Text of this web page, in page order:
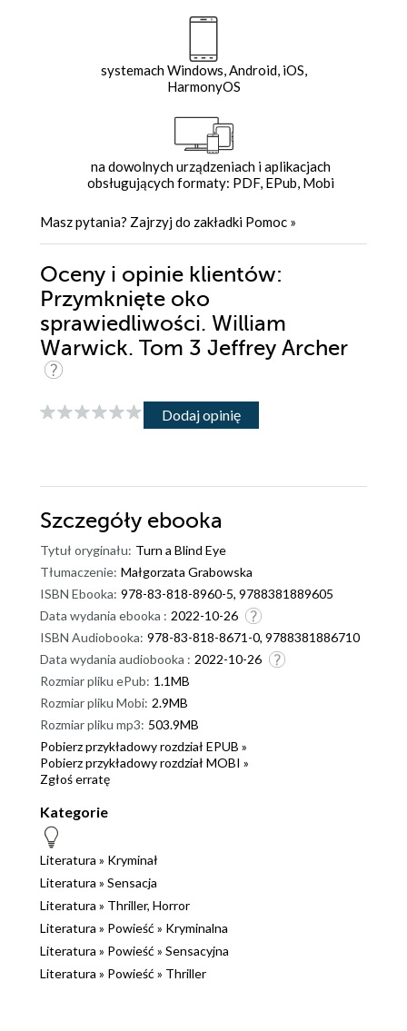
systemach Windows, Android, iOS,
HarmonyOS
na dowolnych urządzeniach i aplikacjach
obsługujących formaty: PDF, EPub, Mobi
Masz pytania? Zajrzyj do zakładki Pomoc »
Oceny i opinie klientów:
Przymknięte oko
sprawiedliwości. William
Warwick. Tom 3 Jeffrey Archer
Dodaj opinię
Szczegóły ebooka
Tytuł oryginału: Turn a Blind Eye
Tłumaczenie: Małgorzata Grabowska
ISBN Ebooka: 978-83-818-8960-5, 9788381889605
Data wydania ebooka : 2022-10-26
ISBN Audiobooka: 978-83-818-8671-0, 9788381886710
Data wydania audiobooka : 2022-10-26
Rozmiar pliku ePub: 1.1MB
Rozmiar pliku Mobi: 2.9MB
Rozmiar pliku mp3: 503.9MB
Pobierz przykładowy rozdział EPUB »
Pobierz przykładowy rozdział MOBI »
Zgłoś erratę
Kategorie
Literatura » Kryminał
Literatura » Sensacja
Literatura » Thriller, Horror
Literatura » Powieść » Kryminalna
Literatura » Powieść » Sensacyjna
Literatura » Powieść » Thriller